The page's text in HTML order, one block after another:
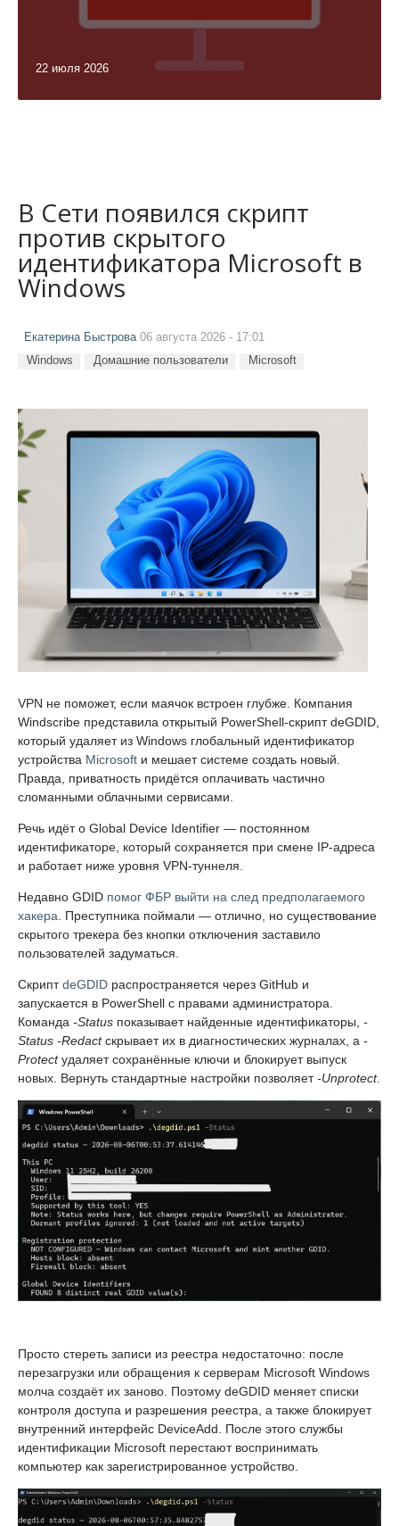
22 июля 2026
В Сети появился скрипт
против скрытого
идентификатора Microsoft в
Windows
Екатерина Быстрова06 августа 2026 - 17:01
Windows Домашние пользователи Microsoft
VPN не поможет, если маячок встроен глубже. Компания
Windscribe представила открытый PowerShell-скрипт deGDID,
который удаляет из Windows глобальный идентификатор
устройства Microsoft и мешает системе создать новый.
Правда, приватность придётся оплачивать частично
сломанными облачными сервисами.
Речь идёт о Global Device Identifier — постоянном
идентификаторе, который сохраняется при смене IP-адреса
и работает ниже уровня VPN-туннеля.
Недавно GDID помог ФБР выйти на след предполагаемого
хакера . Преступника поймали — отлично, но существование
скрытого трекера без кнопки отключения заставило
пользователей задуматься.
СкриптdeGDID распространяется через GitHub и
запускается в PowerShell с правами администратора.
Команда -Status показывает найденные идентификаторы, -
Status -Redactскрывает их в диагностических журналах, а -
Protectудаляет сохранённые ключи и блокирует выпуск
новых. Вернуть стандартные настройки позволяет-Unprotect.
Просто стереть записи из реестра недостаточно: после
перезагрузки или обращения к серверам Microsoft Windows
молча создаёт их заново. Поэтому deGDID меняет списки
контроля доступа и разрешения реестра, а также блокирует
внутренний интерфейс DeviceAdd. После этого службы
идентификации Microsoft перестают воспринимать
компьютер как зарегистрированное устройство.